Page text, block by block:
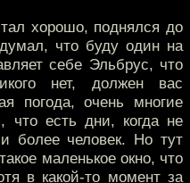
хорошо, поднялся до
что буду один на
себе Эльбрус, что
нет, должен вас
погода, очень многие
есть дни, когда не
более человек. Но тут
маленькое окно, что
в какой-то момент за